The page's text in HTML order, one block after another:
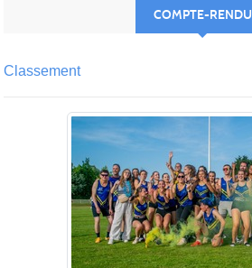
COMPTE-RENDU
Classement